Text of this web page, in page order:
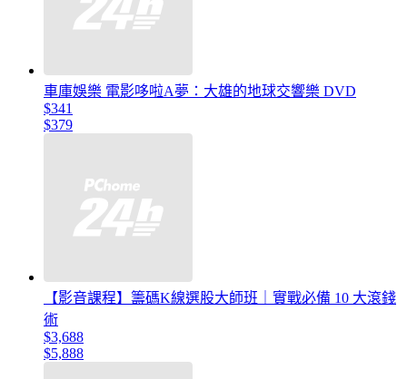
車庫娛樂 電影哆啦A夢：大雄的地球交響樂 DVD
$341
$379
【影音課程】籌碼K線選股大師班｜實戰必備 10 大滾錢
術
$3,688
$5,888